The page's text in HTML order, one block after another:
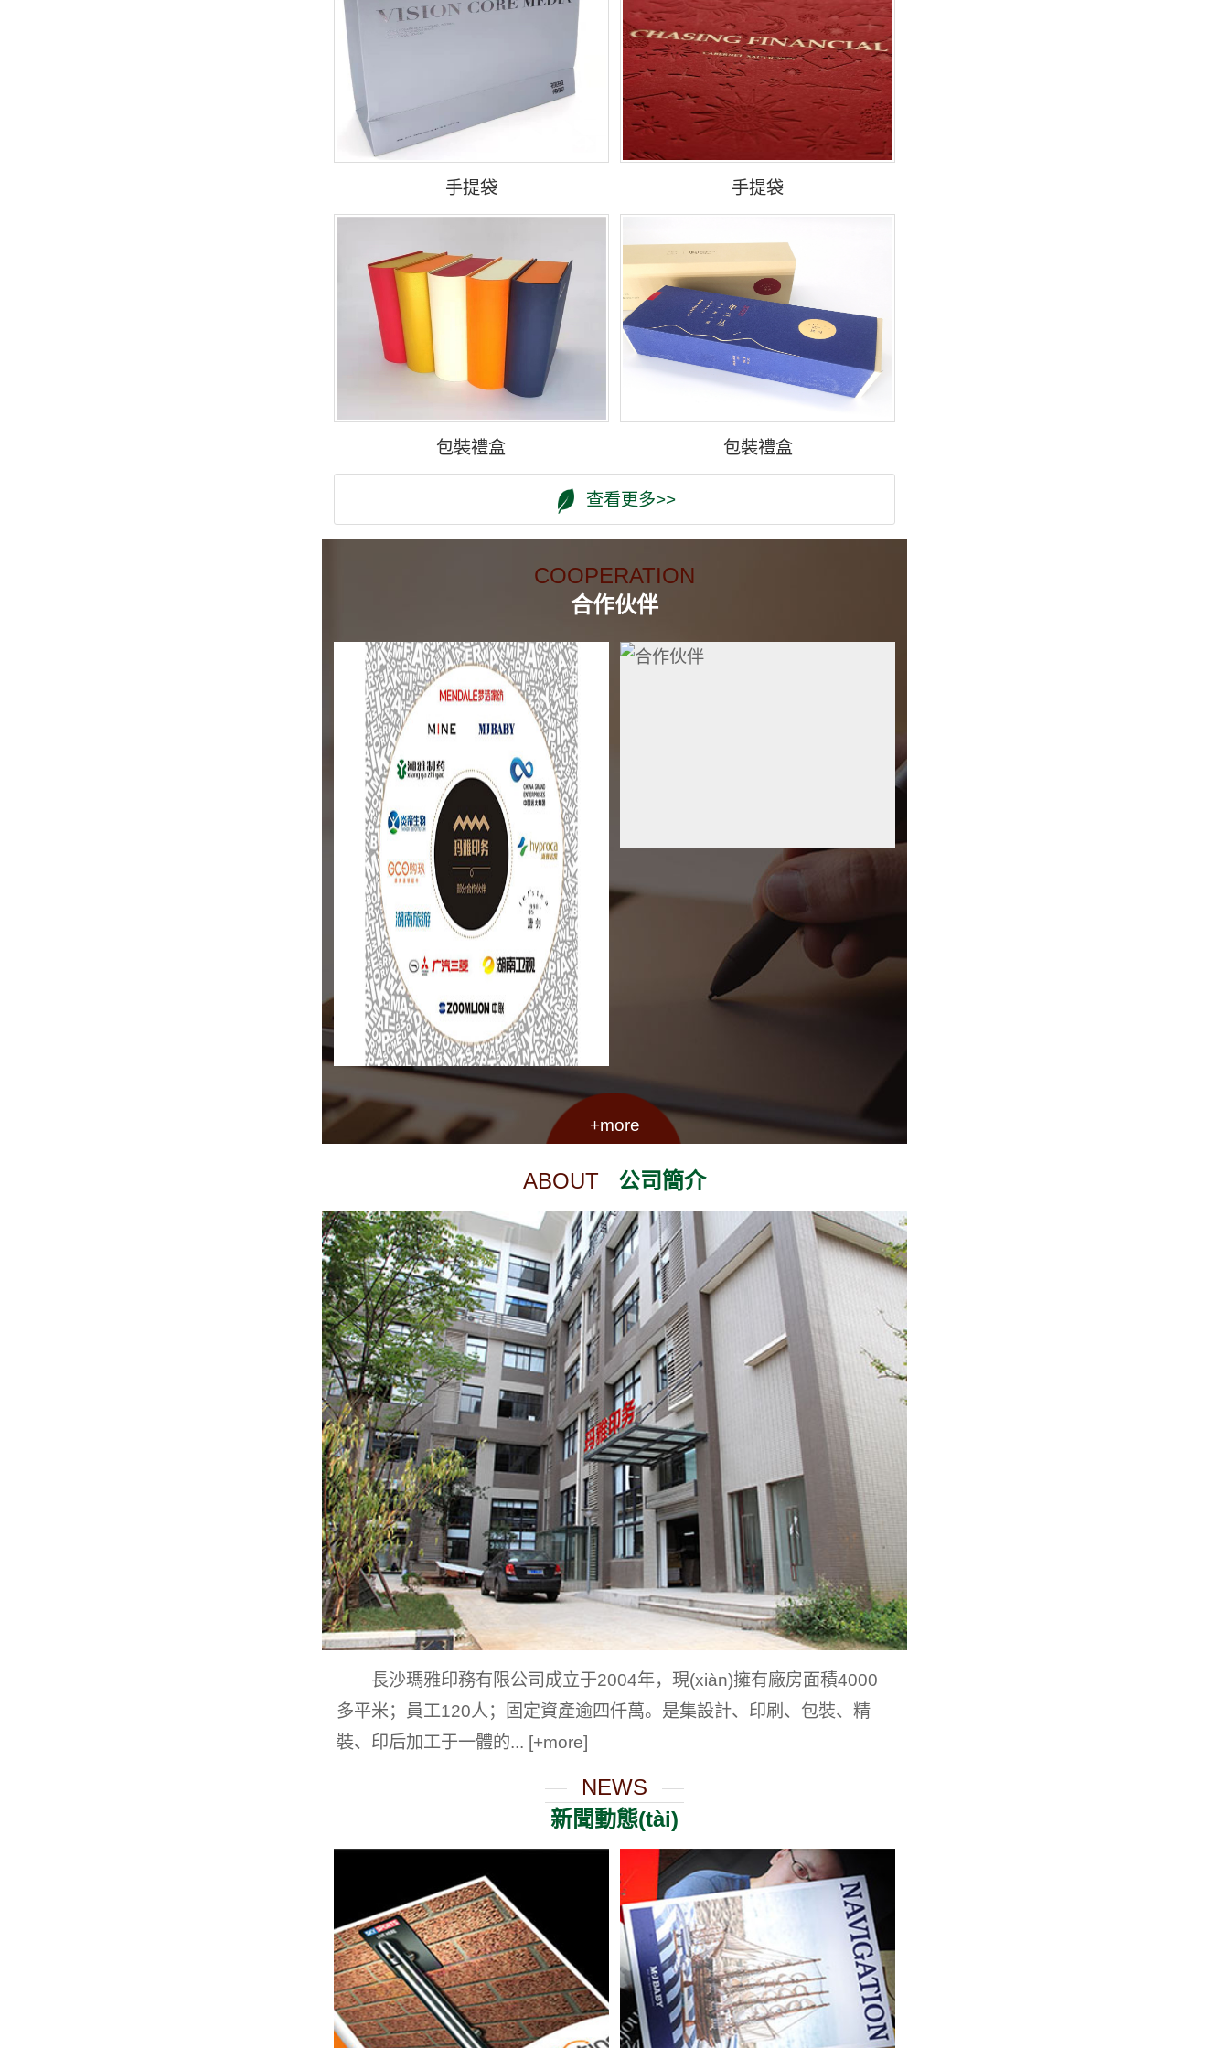
手提袋 手提袋
包裝禮盒 包裝禮盒
查看更多>>
COOPERATION
合作伙伴
+more
ABOUT 公司簡介
長沙瑪雅印務有限公司成立于2004年，現(xiàn)擁有廠房面積4000
多平米；員工120人；固定資產逾四仟萬。是集設計、印刷、包裝、精
裝、印后加工于一體的... [+more]
NEWS
新聞動態(tài)